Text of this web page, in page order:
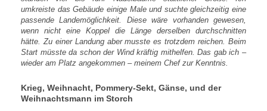
umkreiste das Gebäude einige Male und suchte gleichzeitig eine
passende Landemöglichkeit. Diese wäre vorhanden gewesen,
wenn nicht eine Koppel die Länge derselben durchschnitten
hätte. Zu einer Landung aber musste es trotzdem reichen. Beim
Start müsste da schon der Wind kräftig mithelfen. Das gab ich –
wieder am Platz angekommen – meinem Chef zur Kenntnis.
Krieg, Weihnacht, Pommery-Sekt, Gänse, und der
Weihnachtsmann im Storch